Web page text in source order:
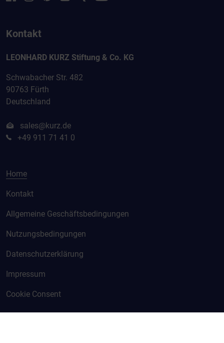
Kontakt
LEONHARD KURZ Stiftung & Co. KG
Schwabacher Str. 482
90763 Fürth
Deutschland
sales@kurz.de
+49 911 71 41 0
Home
Kontakt
Allgemeine Geschäftsbedingungen
Nutzungsbedingungen
Datenschutzerklärung
Impressum
Cookie Consent